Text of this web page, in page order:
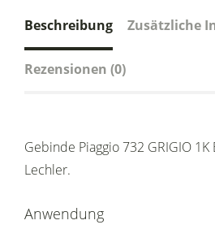
Beschreibung Zusätzliche
Rezensionen (0)
Gebinde Piaggio 732 GRIGIO
Lechler.
Anwendung